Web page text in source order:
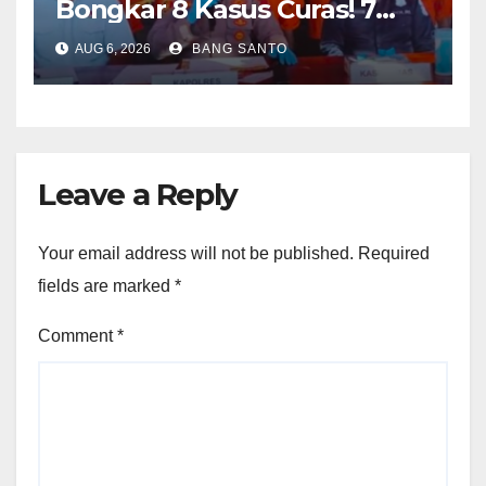
Bongkar 8 Kasus Curas! 7
Pelaku Ditangkap, 62 Motor
Kembali Diamankan
AUG 6, 2026 BANG SANTO
Leave a Reply
Your email address will not be published. Required
fields are marked *
Comment*